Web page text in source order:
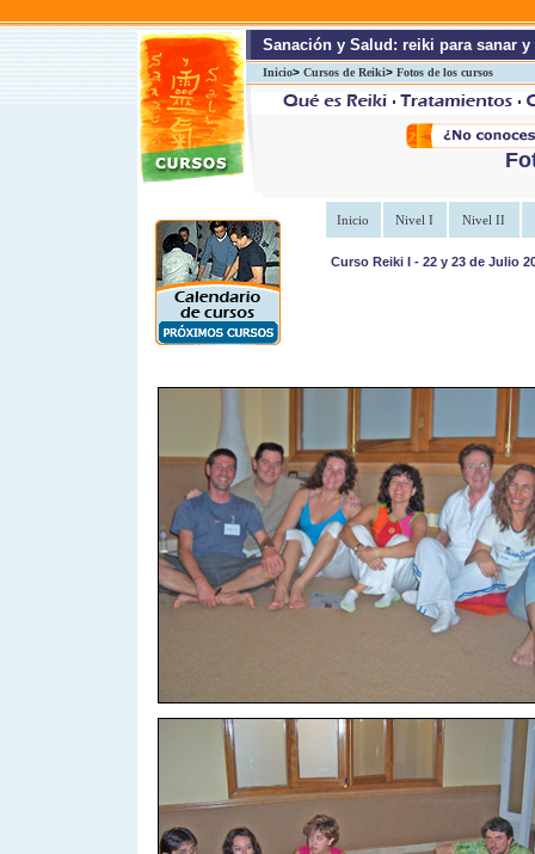
Sanación y Salud: reiki para sanar
Inicio> Cursos de Reiki> Fotos de los cursos
Inicio Nivel I Nivel II
Curso Reiki I - 22 y 23 de Julio